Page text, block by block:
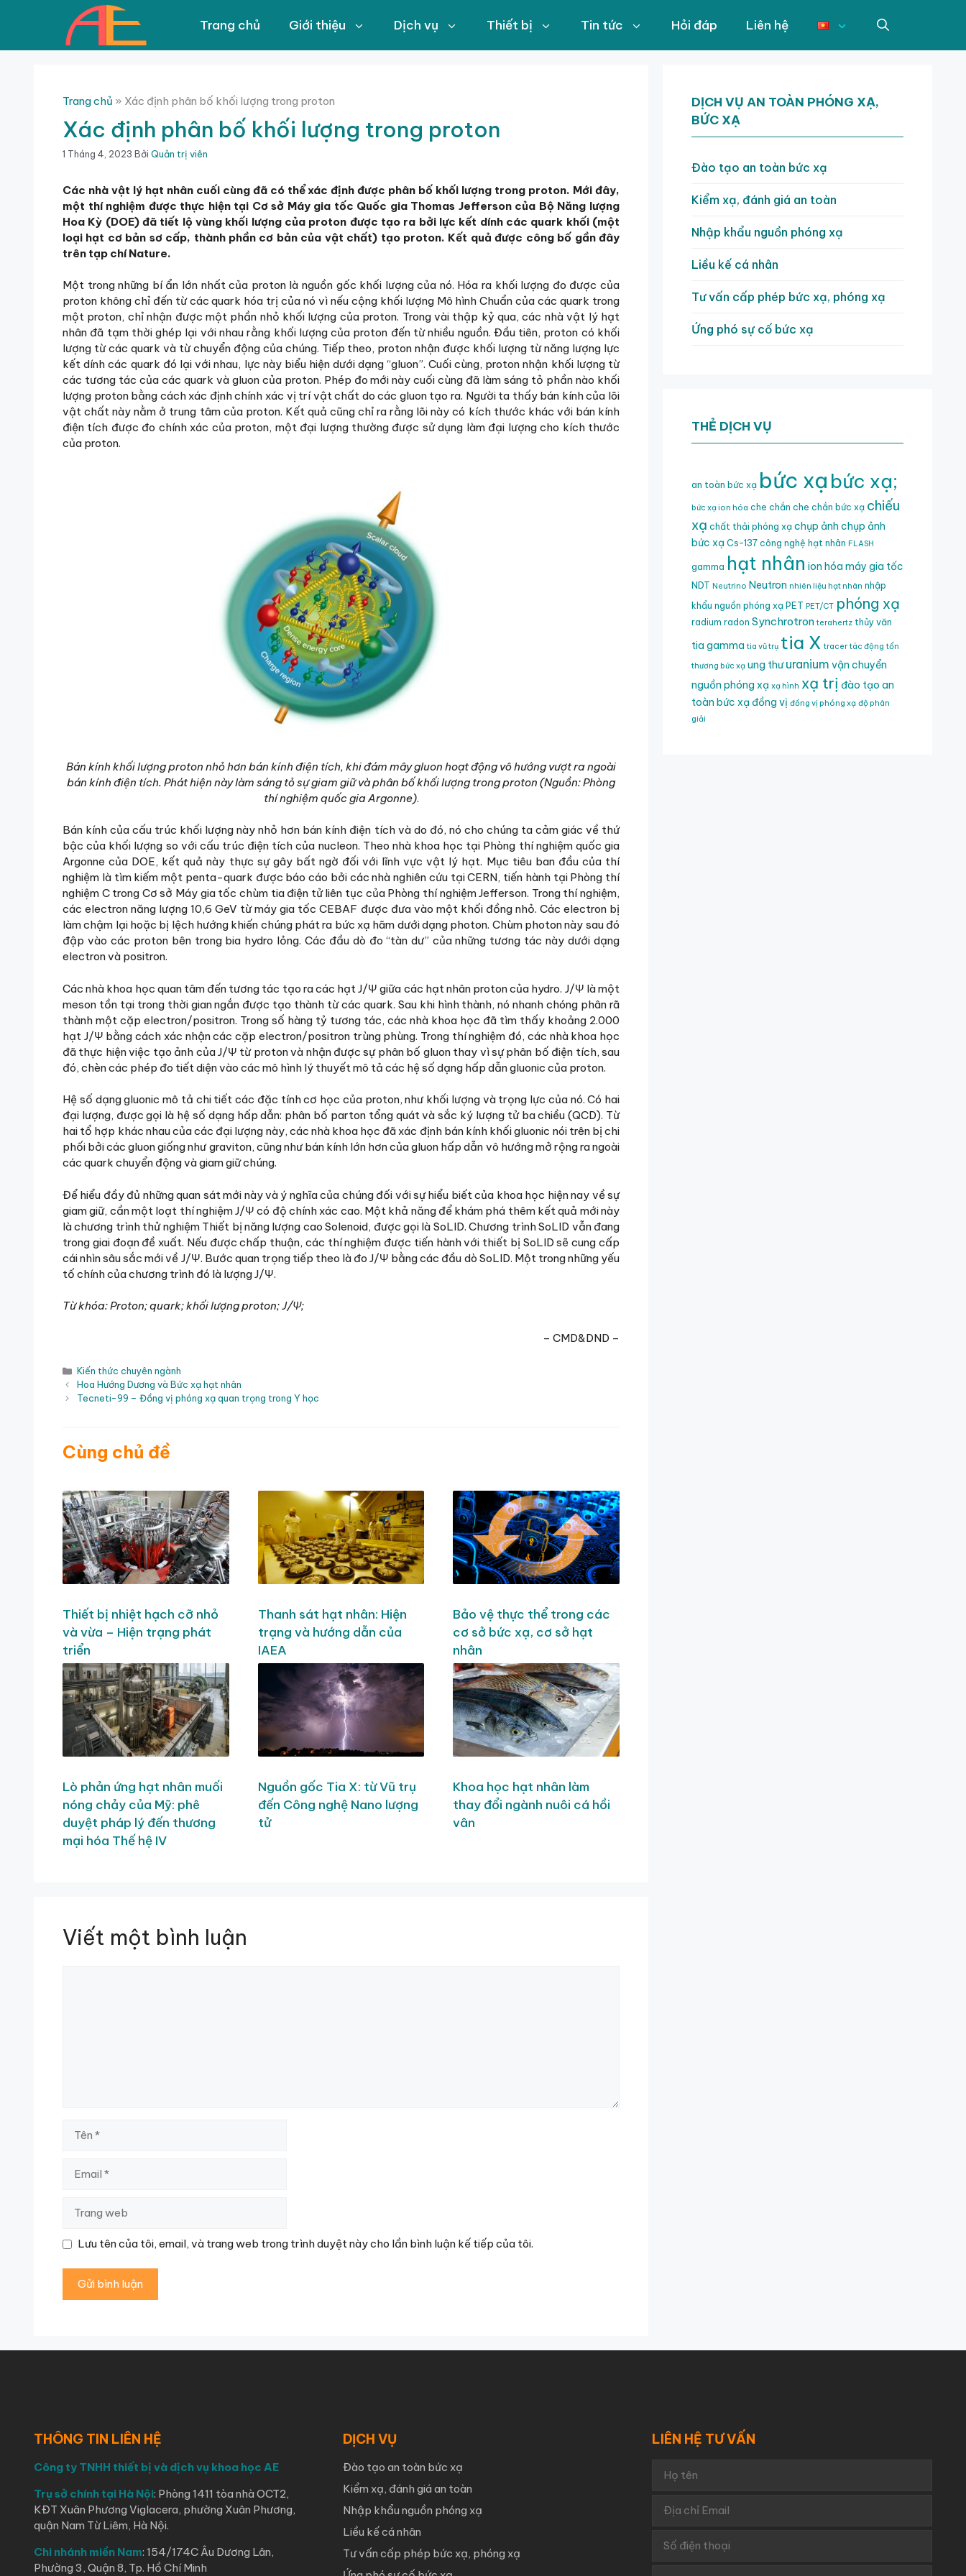
dung
Trang chủ Giới thiệu Dịch vụ Thiết bị Tin tức Hỏi đáp Liên hệ
Trang chủ » Xác định phân bố khối lượng trong proton
Xác định phân bố khối lượng trong proton
1 Tháng 4, 2023 Bởi Quản trị viên
Các nhà vật lý hạt nhân cuối cùng đã có thể xác định được phân bố khối lượng trong proton. Mới đây,
một thí nghiệm được thực hiện tại Cơ sở Máy gia tốc Quốc gia Thomas Jefferson của Bộ Năng lượng
Hoa Kỳ (DOE) đã tiết lộ vùng khối lượng của proton được tạo ra bởi lực kết dính các quark khối (một
loại hạt cơ bản sơ cấp, thành phần cơ bản của vật chất) tạo proton. Kết quả được công bố gần đây
trên tạp chí Nature.
Một trong những bí ẩn lớn nhất của proton là nguồn gốc khối lượng của nó. Hóa ra khối lượng đo được của
proton không chỉ đến từ các quark hóa trị của nó vì nếu cộng khối lượng Mô hình Chuẩn của các quark trong
một proton, chỉ nhận được một phần nhỏ khối lượng của proton. Trong vài thập kỷ qua, các nhà vật lý hạt
nhân đã tạm thời ghép lại với nhau rằng khối lượng của proton đến từ nhiều nguồn. Đầu tiên, proton có khối
lượng từ các quark và từ chuyển động của chúng. Tiếp theo, proton nhận được khối lượng từ năng lượng lực
kết dính các quark đó lại với nhau, lực này biểu hiện dưới dạng “gluon”. Cuối cùng, proton nhận khối lượng từ
các tương tác của các quark và gluon của proton. Phép đo mới này cuối cùng đã làm sáng tỏ phần nào khối
lượng proton bằng cách xác định chính xác vị trí vật chất do các gluon tạo ra. Người ta thấy bán kính của lõi
vật chất này nằm ở trung tâm của proton. Kết quả cũng chỉ ra rằng lõi này có kích thước khác với bán kính
điện tích được đo chính xác của proton, một đại lượng thường được sử dụng làm đại lượng cho kích thước
của proton.
Bán kính khối lượng proton nhỏ hơn bán kính điện tích, khi đám mây gluon hoạt động vô hướng vượt ra ngoài
bán kính điện tích. Phát hiện này làm sáng tỏ sự giam giữ và phân bố khối lượng trong proton (Nguồn: Phòng
thí nghiệm quốc gia Argonne).
Bán kính của cấu trúc khối lượng này nhỏ hơn bán kính điện tích và do đó, nó cho chúng ta cảm giác về thứ
bậc của khối lượng so với cấu trúc điện tích của nucleon. Theo nhà khoa học tại Phòng thí nghiệm quốc gia
Argonne của DOE, kết quả này thực sự gây bất ngờ đối với lĩnh vực vật lý hạt. Mục tiêu ban đầu của thí
nghiệm là tìm kiếm một penta-quark được báo cáo bởi các nhà nghiên cứu tại CERN, tiến hành tại Phòng thí
nghiệm C trong Cơ sở Máy gia tốc chùm tia điện tử liên tục của Phòng thí nghiệm Jefferson. Trong thí nghiệm,
các electron năng lượng 10,6 GeV từ máy gia tốc CEBAF được đưa vào một khối đồng nhỏ. Các electron bị
làm chậm lại hoặc bị lệch hướng khiến chúng phát ra bức xạ hãm dưới dạng photon. Chùm photon này sau đó
đập vào các proton bên trong bia hydro lỏng. Các đầu dò đo “tàn dư” của những tương tác này dưới dạng
electron và positron.
Các nhà khoa học quan tâm đến tương tác tạo ra các hạt J/Ψ giữa các hạt nhân proton của hydro. J/Ψ là một
meson tồn tại trong thời gian ngắn được tạo thành từ các quark. Sau khi hình thành, nó nhanh chóng phân rã
thành một cặp electron/positron. Trong số hàng tỷ tương tác, các nhà khoa học đã tìm thấy khoảng 2.000
hạt J/Ψ bằng cách xác nhận các cặp electron/positron trùng phùng. Trong thí nghiệm đó, các nhà khoa học
đã thực hiện việc tạo ảnh của J/Ψ từ proton và nhận được sự phân bố gluon thay vì sự phân bố điện tích, sau
đó, chèn các phép đo tiết diện vào các mô hình lý thuyết mô tả các hệ số dạng hấp dẫn gluonic của proton.
Hệ số dạng gluonic mô tả chi tiết các đặc tính cơ học của proton, như khối lượng và trọng lực của nó. Có hai
đại lượng, được gọi là hệ số dạng hấp dẫn: phân bố parton tổng quát và sắc ký lượng tử ba chiều (QCD). Từ
hai tổ hợp khác nhau của các đại lượng này, các nhà khoa học đã xác định bán kính khối gluonic nói trên bị chi
phối bởi các gluon giống như graviton, cũng như bán kính lớn hơn của gluon hấp dẫn vô hướng mở rộng ra ngoài
các quark chuyển động và giam giữ chúng.
Để hiểu đầy đủ những quan sát mới này và ý nghĩa của chúng đối với sự hiểu biết của khoa học hiện nay về sự
giam giữ, cần một loạt thí nghiệm J/Ψ có độ chính xác cao. Một khả năng để khám phá thêm kết quả mới này
là chương trình thử nghiệm Thiết bị năng lượng cao Solenoid, được gọi là SoLID. Chương trình SoLID vẫn đang
trong giai đoạn đề xuất. Nếu được chấp thuận, các thí nghiệm được tiến hành với thiết bị SoLID sẽ cung cấp
cái nhìn sâu sắc mới về J/Ψ. Bước quan trọng tiếp theo là đo J/Ψ bằng các đầu dò SoLID. Một trong những yếu
tố chính của chương trình đó là lượng J/Ψ.
Từ khóa: Proton; quark; khối lượng proton;J/Ψ;
– CMD&DND –
Danh
mục
Kiến thức chuyên ngành
Hoa Hướng Dương và Bức xạ hạt nhân
Tecneti-99 – Đồng vị phóng xạ quan trọng trong Y học
Cùng chủ đề
Thiết bị nhiệt hạch cỡ nhỏ
và vừa – Hiện trạng phát
triển
Thanh sát hạt nhân: Hiện
trạng và hướng dẫn của
IAEA
Bảo vệ thực thể trong các
cơ sở bức xạ, cơ sở hạt
nhân
Lò phản ứng hạt nhân muối
nóng chảy của Mỹ: phê
duyệt pháp lý đến thương
mại hóa Thế hệ IV
Nguồn gốc Tia X: từ Vũ trụ
đến Công nghệ Nano lượng
tử
Khoa học hạt nhân làm
thay đổi ngành nuôi cá hồi
vân
Viết một bình luận
web
Lưu tên của tôi, email, và trang web trong trình duyệt này cho lần bình luận kế tiếp của tôi.
DỊCH VỤ AN TOÀN PHÓNG XẠ,
BỨC XẠ
Đào tạo an toàn bức xạ
Kiểm xạ, đánh giá an toàn
Nhập khẩu nguồn phóng xạ
Liều kế cá nhân
Tư vấn cấp phép bức xạ, phóng xạ
Ứng phó sự cố bức xạ
THẺ DỊCH VỤ
an toàn bức xạ bức xạ bức xạ;
bức xạ ion hóa che chắn che chắn bức xạ chiếu
xạ chất thải phóng xạ chụp ảnh chụp ảnh
bức xạ Cs-137 công nghệ hạt nhân FLASH
gamma hạt nhân ion hóa máy gia tốc
NDT Neutrino Neutron nhiên liệu hạt nhân nhập
khẩu nguồn phóng xạ PET PET/CT phóng xạ
radium radon Synchrotron terahertz thủy văn
tia gamma tia vũ trụ tia X tracer tác động tổn
thương bức xạ ung thư uranium vận chuyển
nguồn phóng xạ xạ hình xạ trị đào tạo an
toàn bức xạ đồng vị đồng vị phóng xạ độ phân
giải
THÔNG TIN LIÊN HỆ
Công ty TNHH thiết bị và dịch vụ khoa học AE
Trụ sở chính tại Hà Nội: Phòng 1411 tòa nhà OCT2,
KĐT Xuân Phương Viglacera, phường Xuân Phương,
quận Nam Từ Liêm, Hà Nội.
Chi nhánh miền Nam: 154/174C Âu Dương Lân,
Phường 3, Quận 8, Tp. Hồ Chí Minh
DỊCH VỤ
Đào tạo an toàn bức xạ
Kiểm xạ, đánh giá an toàn
Nhập khẩu nguồn phóng xạ
Liều kế cá nhân
Tư vấn cấp phép bức xạ, phóng xạ
LIÊN HỆ TƯ VẤN